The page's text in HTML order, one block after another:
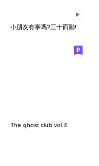
小朋友有事嗎?三十而動!
The ghost club vol.4